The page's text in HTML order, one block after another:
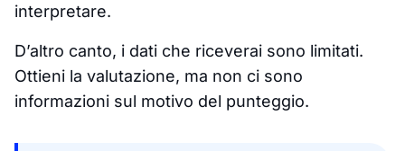
interpretare.
D’altro canto, i dati che riceverai sono limitati.
Ottieni la valutazione, ma non ci sono
informazioni sul motivo del punteggio.